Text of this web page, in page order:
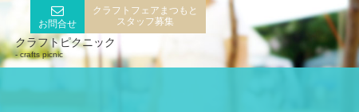
クラフトピクニック
crafts picnic
お問合せ
クラフトフェアまつもと
スタッフ募集